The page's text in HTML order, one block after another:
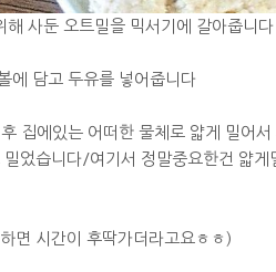
해 사둔 오트밀을 믹서기에 갈아줍니다
에 담고 두유를 넣어줍니다
집에있는 어떠한 물체로 얇게 밀어서
었습니다/여기서 정말중요한건 얇
면 시간이 후딱가더라고요ㅎㅎ)